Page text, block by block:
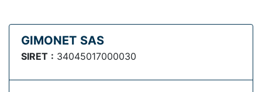
GIMONET SAS
SIRET : 34045017000030